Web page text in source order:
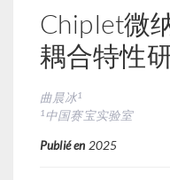
Chiplet微
耦合特性
曲晨冰1
1中国赛宝实验室
Publié en 2025